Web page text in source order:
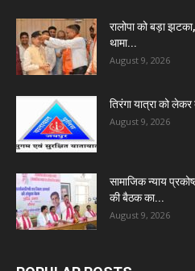
रालोपा को बड़ा
थामा...
August 9, 2026
तिरंगा यात्रा को
August 9, 2026
सामाजिक न्याय
की बैठक का...
August 9, 2026